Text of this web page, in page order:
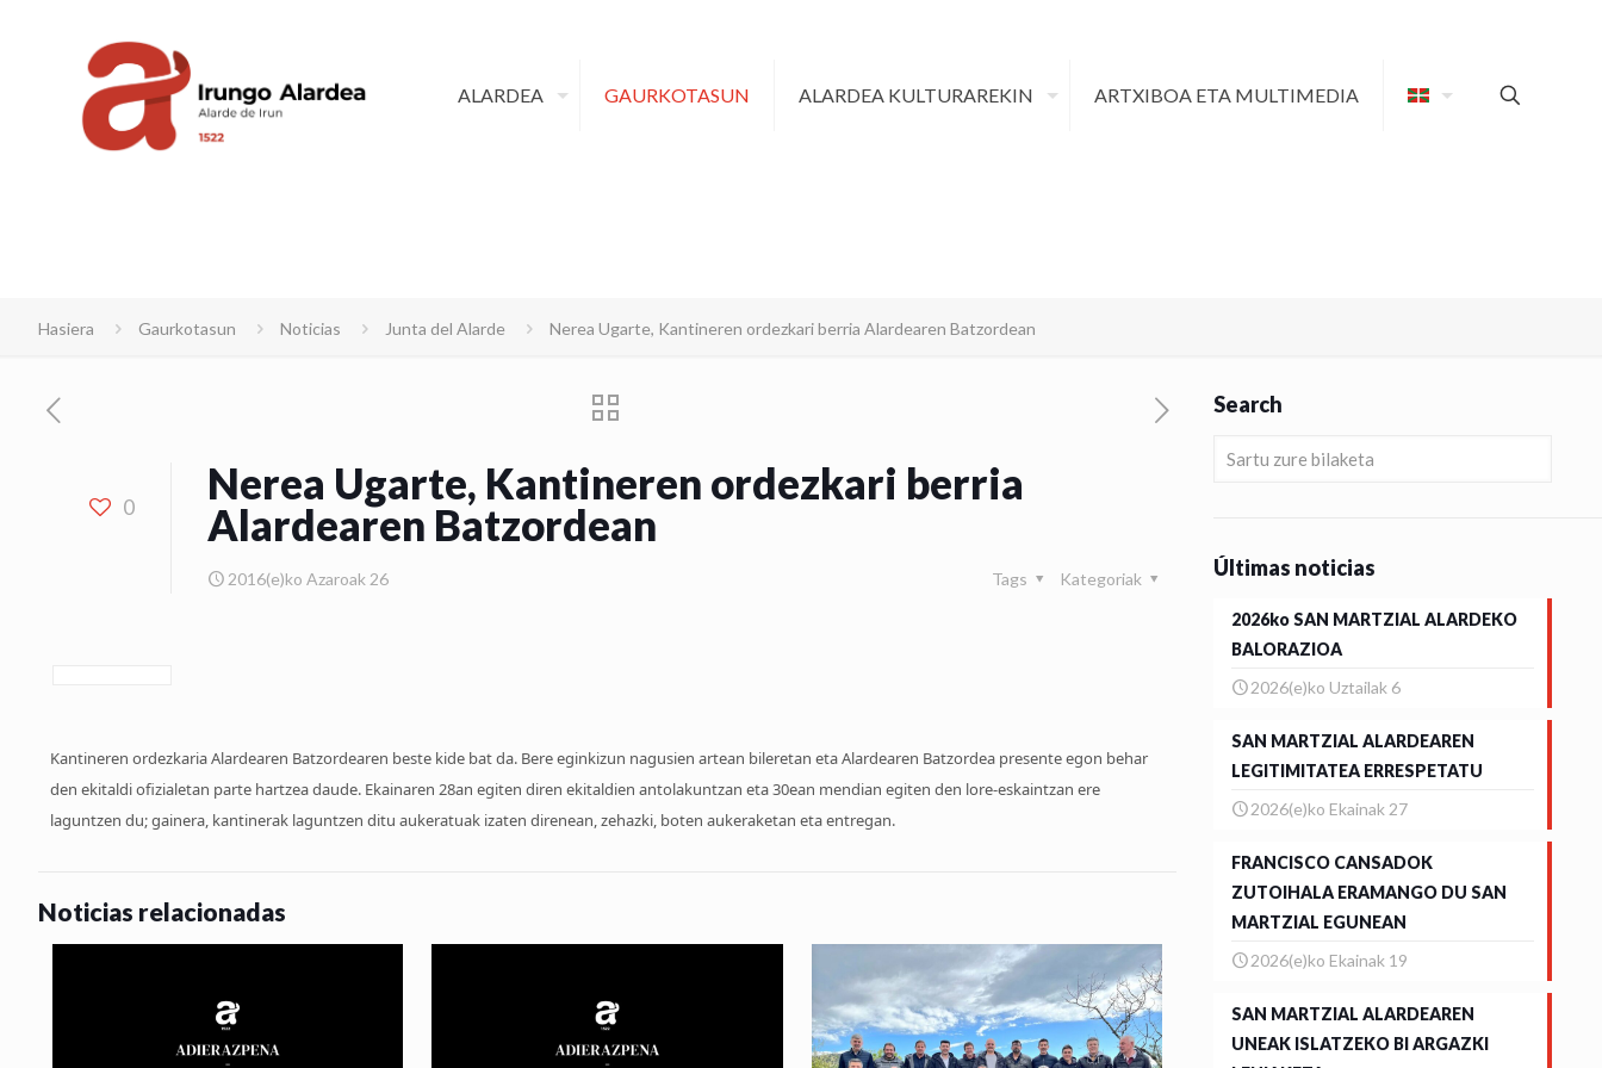
ALARDEA GAURKOTASUN ALARDEA KULTURAREKIN ARTXIBOA ETA MULTIMEDIA
Hasiera Gaurkotasun Noticias Junta del Alarde Nerea Ugarte, Kantineren ordezkari berria Alardearen Batzordean
0
Nerea Ugarte, Kantineren ordezkari berria
Alardearen Batzordean
2016(e)ko Azaroak 26 Kategoriak
Tags
Kantineren ordezkaria Alardearen Batzordearen beste kide bat da. Bere eginkizun nagusien artean bileretan eta Alardearen Batzordea presente egon behar
den ekitaldi ofizialetan parte hartzea daude. Ekainaren 28an egiten diren ekitaldien antolakuntzan eta 30ean mendian egiten den lore-eskaintzan ere
laguntzen du; gainera, kantinerak laguntzen ditu aukeratuak izaten direnean, zehazki, boten aukeraketan eta entregan.
Noticias relacionadas
Search
Últimas noticias
2026ko SAN MARTZIAL ALARDEKO
BALORAZIOA
2026(e)ko Uztailak 6
SAN MARTZIAL ALARDEAREN
LEGITIMITATEA ERRESPETATU
2026(e)ko Ekainak 27
FRANCISCO CANSADOK
ZUTOIHALA ERAMANGO DU SAN
MARTZIAL EGUNEAN
2026(e)ko Ekainak 19
SAN MARTZIAL ALARDEAREN
UNEAK ISLATZEKO BI ARGAZKI